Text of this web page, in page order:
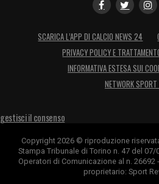
SCARICA L’APP DI CALCIO NEWS 24
PRIVACY POLICY E
INFORMATIVA ESTESA SUI
NETWORK SPORT
gestisci il consenso
Copyright 2026 © riproduzione
Stampa Tribunale di Torino n. 47 del
Operatori di Comunicazione al n. 26692
proprietario: Sport